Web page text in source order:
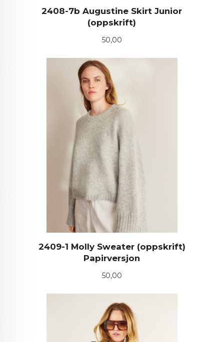
2408-7b Augustine Skirt Junior
(oppskrift)
Pris
50,00
2409-1 Molly Sweater (oppskrift)
Papirversjon
Pris
50,00